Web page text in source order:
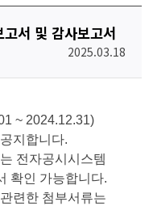
서 및 감사보고서
2025.03.18
~ 2024.12.31)
지합니다.
전자공시시스템
확인 가능합니다.
련한 첨부서류는